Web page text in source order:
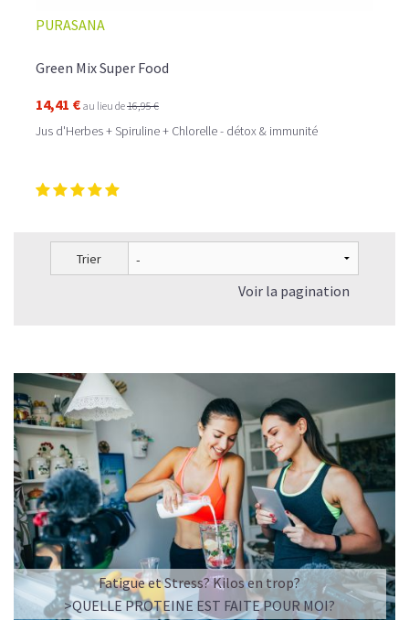
PURASANA
Green Mix Super Food
14,41 € au lieu de16,95 €
Jus d'Herbes + Spiruline + Chlorelle - détox & immunité
Trier
Voir la pagination
Fatigue et Stress? Kilos en trop?
>QUELLE PROTEINE EST FAITE POUR MOI?